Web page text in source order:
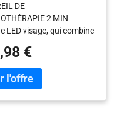
Soin Coréen,
Massage
Hydratant,
Supérieure
De La Peau,
Perle
DE
2 MIN
LED visage, qui combine
la
et le massage
T-Sonic, pour une peau
TECHNOLOGIE
INFUSION Ce masque
€